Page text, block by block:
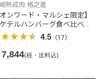
熟成肉 格之進
オンワード・マルシェ限定】
テルハンバーグ食べ比べセ
ト 金格・白格・黒格 各2個
4.5（17）
7,844(税・送料込)